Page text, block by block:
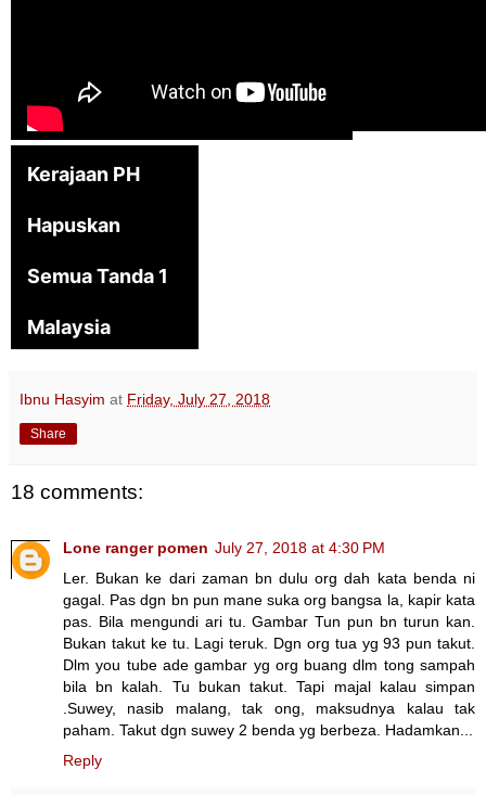
Kerajaan PH
Hapuskan
Semua Tanda 1
Malaysia
Ibnu Hasyim at Friday, July 27, 2018
Share
18 comments:
Lone ranger pomen July 27, 2018 at 4:30 PM
Ler. Bukan ke dari zaman bn dulu org dah kata benda ni
gagal. Pas dgn bn pun mane suka org bangsa la, kapir kata
pas. Bila mengundi ari tu. Gambar Tun pun bn turun kan.
Bukan takut ke tu. Lagi teruk. Dgn org tua yg 93 pun takut.
Dlm you tube ade gambar yg org buang dlm tong sampah
bila bn kalah. Tu bukan takut. Tapi majal kalau simpan
.Suwey, nasib malang, tak ong, maksudnya kalau tak
paham. Takut dgn suwey 2 benda yg berbeza. Hadamkan...
Reply